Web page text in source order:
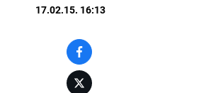
17.02.15. 16:13